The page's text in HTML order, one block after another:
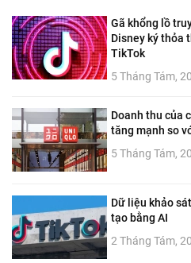
Gã khổng lồ
Disney ký thỏa
TikTok
5 Tháng Tám,
Doanh thu của
tăng mạnh so
5 Tháng Tám,
Dữ liệu khảo
tạo bằng AI
2 Tháng Tám,